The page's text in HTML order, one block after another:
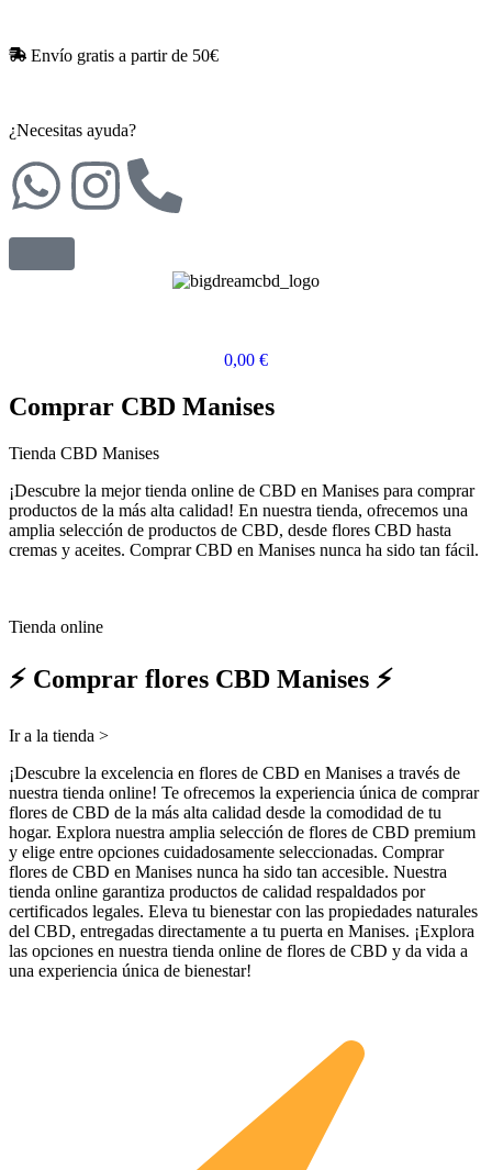
Envío gratis a partir de 50€​
¿Necesitas ayuda?
0,00 €
Comprar CBD Manises
Tienda CBD Manises
¡Descubre la mejor tienda online de CBD en Manises para comprar
productos de la más alta calidad! En nuestra tienda, ofrecemos una
amplia selección de productos de CBD, desde flores CBD hasta
cremas y aceites. Comprar CBD en Manises nunca ha sido tan fácil.
Tienda online
⚡ Comprar flores CBD Manises ⚡
Ir a la tienda >
¡Descubre la excelencia en flores de CBD en Manises a través de
nuestra tienda online! Te ofrecemos la experiencia única de comprar
flores de CBD de la más alta calidad desde la comodidad de tu
hogar. Explora nuestra amplia selección de flores de CBD premium
y elige entre opciones cuidadosamente seleccionadas. Comprar
flores de CBD en Manises nunca ha sido tan accesible. Nuestra
tienda online garantiza productos de calidad respaldados por
certificados legales. Eleva tu bienestar con las propiedades naturales
del CBD, entregadas directamente a tu puerta en Manises. ¡Explora
las opciones en nuestra tienda online de flores de CBD y da vida a
una experiencia única de bienestar!